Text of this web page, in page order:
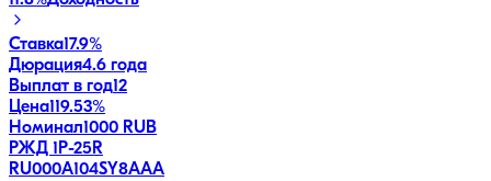
Ставка17.9%
Дюрация4.6 года
Выплат в год12
Цена119.53%
Номинал1000 RUB
РЖД 1Р-25R
RU000A104SY8AAA